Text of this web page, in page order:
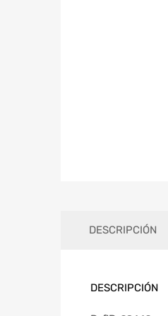
DESCRIPCIÓN
DESCRIPCIÓN